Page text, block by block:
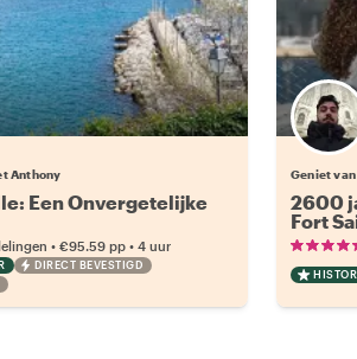
Anthony
Een Onvergetelijke
• €95.59 pp • 4 uur
DIRECT BEVESTIGD
Geniet
2600
Fort